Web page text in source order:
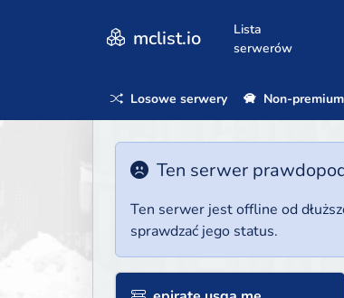
mclist.io
Lista
serwerów
Losowe serwery Non-premium
Ten serwer
Ten serwer jest offline od
sprawdzać jego status.